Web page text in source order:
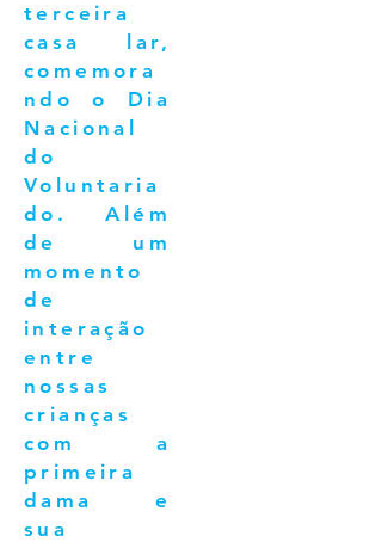
terceira
casa lar,
comemora
ndo o Dia
Nacional
do
Voluntaria
do. Além
de um
momento
de
interação
entre
nossas
crianças
com a
primeira
dama e
sua